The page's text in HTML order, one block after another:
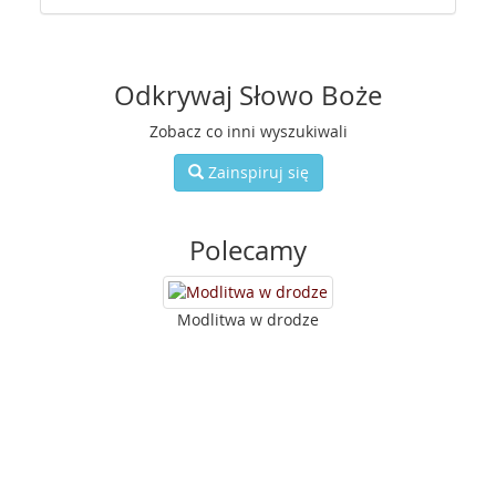
Odkrywaj Słowo Boże
Zobacz co inni wyszukiwali
Zainspiruj się
Polecamy
Modlitwa w drodze